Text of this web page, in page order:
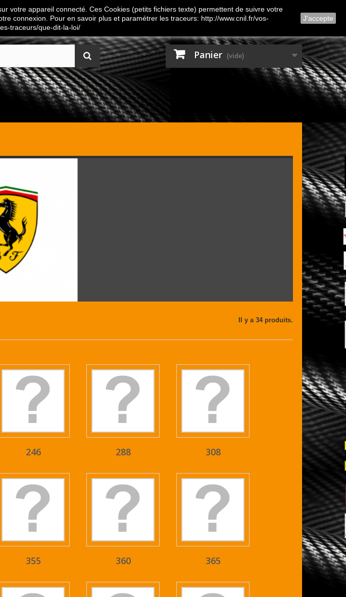
Connexion
Contactez-nous
Panier (vide)
Il y a 34 produits.
246 288 308
355 360 365
votre appareil connecté. Ces Cookies (petits fichiers texte) permettent de suivre votre
connexion. Pour en savoir plus et paramétrer les traceurs: http://www.cnil.fr/vos-
traceurs/que-dit-la-loi/
J'accepte